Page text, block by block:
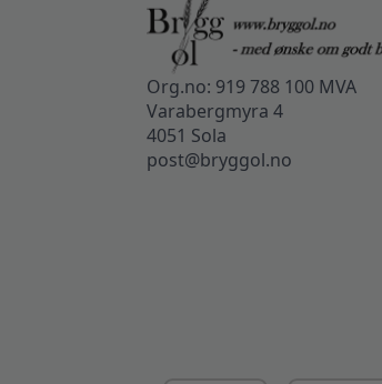
Org.no: 919 788 100 MVA
Varabergmyra 4
4051 Sola
post@bryggol.no